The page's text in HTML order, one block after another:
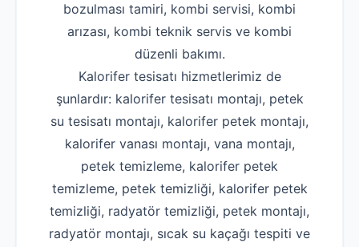
bozulması tamiri, kombi servisi, kombi
arızası, kombi teknik servis ve kombi
düzenli bakımı.
Kalorifer tesisatı hizmetlerimiz de
şunlardır: kalorifer tesisatı montajı, petek
su tesisatı montajı, kalorifer petek montajı,
kalorifer vanası montajı, vana montajı,
petek temizleme, kalorifer petek
temizleme, petek temizliği, kalorifer petek
temizliği, radyatör temizliği, petek montajı,
radyatör montajı, sıcak su kaçağı tespiti ve